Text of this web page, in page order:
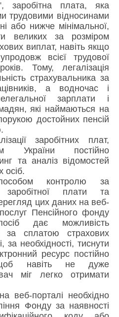
заробітна плата, яка
трудовими відносинами
або нижче мінімальної,
великих за розміром
виплат, навіть якщо
всієї трудової
Тому, легалізація
страхувальника за
а водночас і
зарплати і
які наймаються на
достойних пенсій
заробітних плат,
України постійно
та аналіз відомостей
осіб.
контролю за
заробітної плати та
цих даних на веб-
Пенсійного фонду
дає можливість
за сплатою страхових
за необхідності, тиснути
ресурс постійно
щоб навіть не дуже
міг легко отримати
веб-порталі необхідно
Фонду за наявності